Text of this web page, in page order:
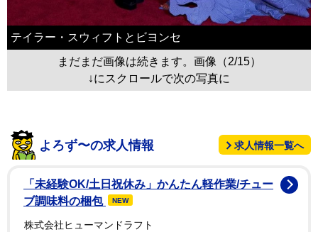
テイラー・スウィフトとビヨンセ
まだまだ画像は続きます。画像（2/15）
↓にスクロールで次の写真に
よろず〜の求人情報 求人情報一覧へ
「未経験OK/土日祝休み」かんたん軽作業/チュー
ブ調味料の梱包
NEW
株式会社ヒューマンドラフト